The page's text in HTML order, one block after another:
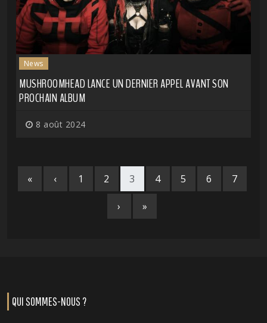
News
MUSHROOMHEAD LANCE UN DERNIER APPEL AVANT SON
PROCHAIN ALBUM
8 août 2024
« ‹ 1 2 3 4 5 6 7
› »
QUI SOMMES-NOUS ?